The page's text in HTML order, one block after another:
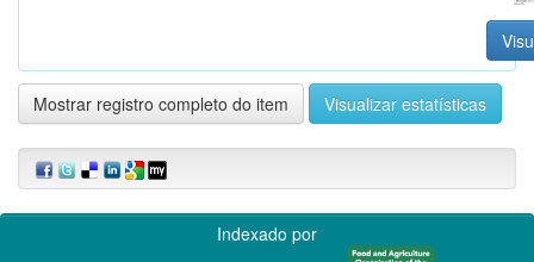
Mostrar registro completo do item Visualizar estatísticas
Indexado por